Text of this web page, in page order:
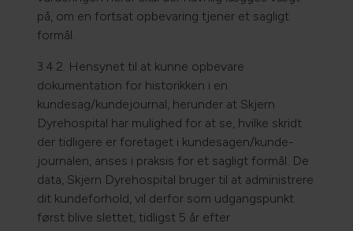
på, om en fortsat opbevaring tjener et sagligt
formål.
3.4.2. Hensynet til at kunne opbevare
dokumentation for historikken i en
kundesag/kundejournal, herunder at Skjern
Dyrehospital har mulighed for at se, hvilke skridt
der tidligere er foretaget i kundesagen/kunde-
journalen, anses i praksis for et sagligt formål. De
data, Skjern Dyrehospital bruger til at administrere
dit kundeforhold, vil derfor som udgangspunkt
først blive slettet, tidligst 5 år efter